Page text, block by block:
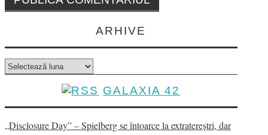
ARHIVE
Arhive
GALAXIA 42
„Disclosure Day” – Spielberg se întoarce la extratereștri, dar